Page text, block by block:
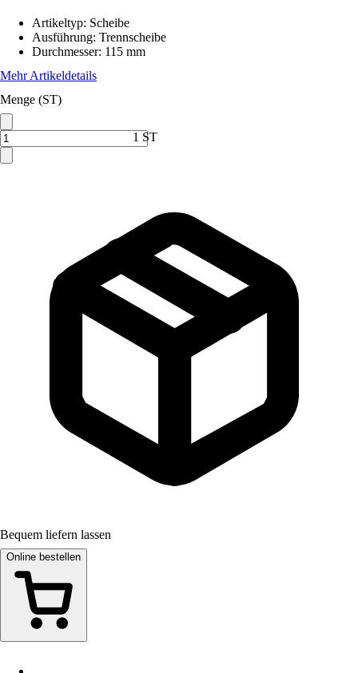
Artikeltyp: Scheibe
Ausführung: Trennscheibe
Durchmesser: 115 mm
Mehr Artikeldetails
Menge (ST)
1 ST
Bequem liefern lassen
Online bestellen